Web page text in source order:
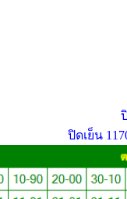
ปิดเย็น